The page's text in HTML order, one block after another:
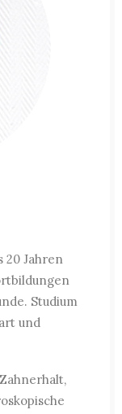
20 Jahren
Studium
und